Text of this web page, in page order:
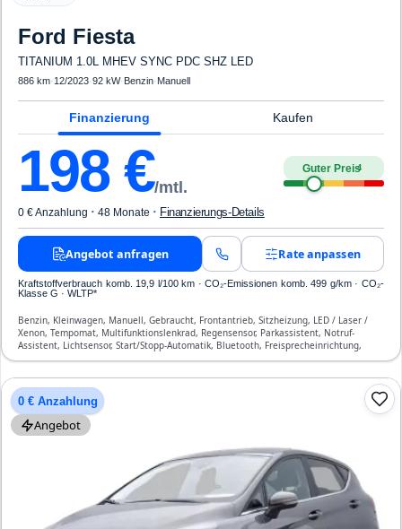
Ford Fiesta
TITANIUM 1.0L MHEV SYNC PDC SHZ LED
886 km· 12/2023·92 kW· Benzin· Manuell
Finanzierung Kaufen
198€/mtl.
Guter Preis4
0 € Anzahlung · 48 Monate · Finanzierungs-Details
Angebot anfragen Rate anpassen
Kraftstoffverbrauch komb. 19,9 l/100 km · CO₂-Emissionen komb. 499 g/km · CO₂-
Klasse G · WLTP*
Benzin, Kleinwagen, Manuell, Gebraucht, Frontantrieb, Sitzheizung, LED / Laser /
Xenon, Tempomat, Multifunktionslenkrad, Regensensor, Parkassistent, Notruf-
Assistent, Lichtsensor, Start/Stopp-Automatik, Bluetooth, Freisprecheinrichtung,
Verkehrszeichen-Erkennung, ESP, ABS, Klimaautomatik, Front- und Seiten-Airbags
0 € Anzahlung
Angebot